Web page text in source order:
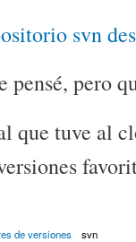
svn
pensé, pero
que tuve al
de versiones svn